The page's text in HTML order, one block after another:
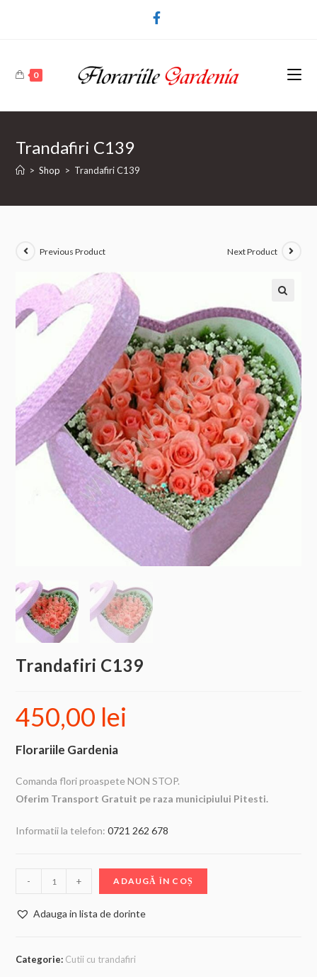
0
Trandafiri C139
> Shop > Trandafiri C139
Previous Product Next Product
Trandafiri C139
450,00 lei
Florariile Gardenia
Comanda flori proaspete NON STOP.
Oferim Transport Gratuit pe raza municipiului Pitesti.
Informatii la telefon:0721 262 678
- + ADAUGĂ ÎN COȘ
Adauga in lista de dorinte
Categorie: Cutii cu trandafiri